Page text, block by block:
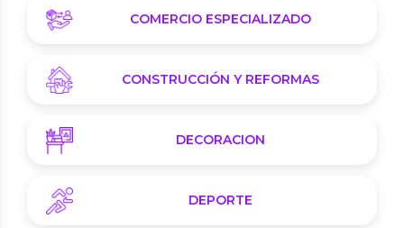
COMERCIO ESPECIALIZADO
CONSTRUCCIÓN Y REFORMAS
DECORACION
DEPORTE